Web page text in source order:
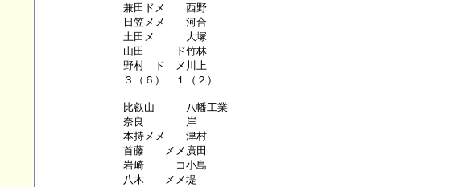
兼田ドメ 西野
日笠メメ 河合
土田メ 大塚
山田 ド竹林
野村 ド メ川上
３（６） １（２）
比叡山 八幡工業
奈良 岸
本持メメ 津村
首藤 メメ廣田
岩崎 コ小島
八木 メメ堤